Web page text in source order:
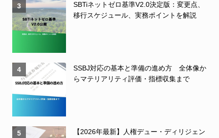
3
SBTiネットゼロ基準V2.0決定版：変更点、
移行スケジュール、実務ポイントを解説
4
SSBJ対応の基本と準備の進め方 全体像か
らマテリアリティ評価・指標収集まで
5
【2026年最新】人権デュー・ディリジェン